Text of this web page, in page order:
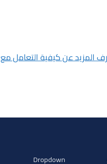
المزيد عن كيفية التعامل مع
Dropdown